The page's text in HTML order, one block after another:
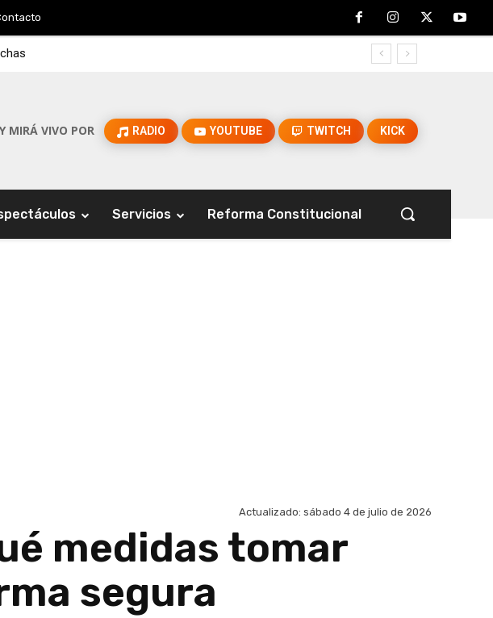
MIRÁ VIVO POR RADIO YOUTUBE TWITCH KICK
Servicios Reforma Constitucional
Actualizado: sábado 4 de julio de 2026
medidas tomar
segura